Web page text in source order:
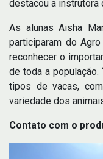
destacou a instrutora
As alunas Aisha
participaram do
reconhecer o
de toda a
tipos de vacas,
variedade dos
Contato com o